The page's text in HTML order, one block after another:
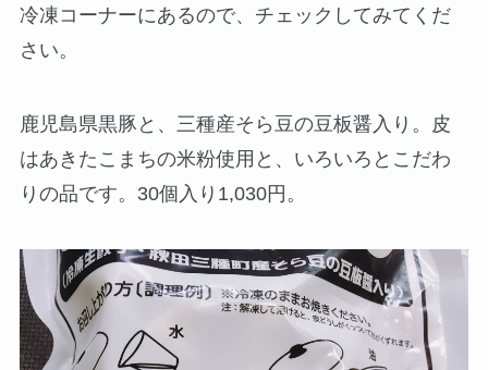
冷凍コーナーにあるので、チェックしてみてくだ
さい。
鹿児島県黒豚と、三種産そら豆の豆板醤入り。皮
はあきたこまちの米粉使用と、いろいろとこだわ
りの品です。30個入り1,030円。